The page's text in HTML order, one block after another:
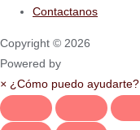
Contactanos
Copyright © 2026
Powered by
× ¿Cómo puedo ayudarte?